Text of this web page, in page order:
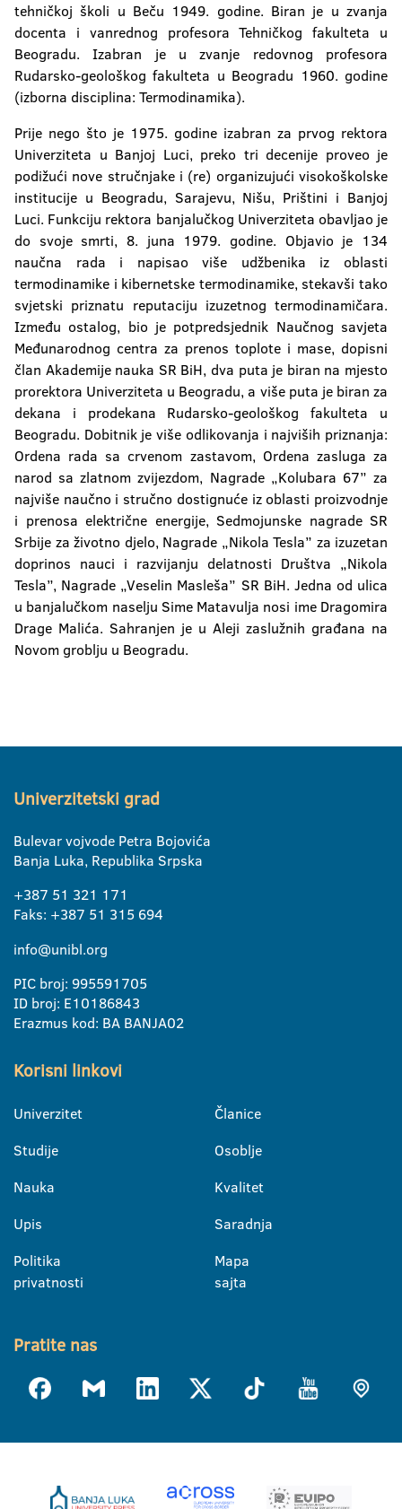
tehničkoj školi u Beču 1949. godine. Biran je u zvanja
docenta i vanrednog profesora Tehničkog fakulteta u
Beogradu. Izabran je u zvanje redovnog profesora
Rudarsko-geološkog fakulteta u Beogradu 1960. godine
(izborna disciplina: Termodinamika).
Prije nego što je 1975. godine izabran za prvog rektora
Univerziteta u Banjoj Luci, preko tri decenije proveo je
podižući nove stručnjake i (re) organizujući visokoškolske
institucije u Beogradu, Sarajevu, Nišu, Prištini i Banjoj
Luci. Funkciju rektora banjalučkog Univerziteta obavljao je
do svoje smrti, 8. juna 1979. godine. Objavio je 134
naučna rada i napisao više udžbenika iz oblasti
termodinamike i kibernetske termodinamike, stekavši tako
svjetski priznatu reputaciju izuzetnog termodinamičara.
Između ostalog, bio je potpredsjednik Naučnog savjeta
Međunarodnog centra za prenos toplote i mase, dopisni
član Akademije nauka SR BiH, dva puta je biran na mjesto
prorektora Univerziteta u Beogradu, a više puta je biran za
dekana i prodekana Rudarsko-geološkog fakulteta u
Beogradu. Dobitnik je više odlikovanja i najviših priznanja:
Ordena rada sa crvenom zastavom, Ordena zasluga za
narod sa zlatnom zvijezdom, Nagrade „Kolubara 67” za
najviše naučno i stručno dostignuće iz oblasti proizvodnje
i prenosa električne energije, Sedmojunske nagrade SR
Srbije za životno djelo, Nagrade „Nikola Tesla” za izuzetan
doprinos nauci i razvijanju delatnosti Društva „Nikola
Tesla”, Nagrade „Veselin Masleša” SR BiH. Jedna od ulica
u banjalučkom naselju Sime Matavulja nosi ime Dragomira
Drage Malića. Sahranjen je u Aleji zaslužnih građana na
Novom groblju u Beogradu.
Univerzitetski grad
Bulevar vojvode Petra Bojovića
Banja Luka, Republika Srpska
+387 51 321 171
Faks: +387 51 315 694
info@unibl.org
PIC broj: 995591705
ID broj: E10186843
Erazmus kod: BA BANJA02
Korisni linkovi
Univerzitet
Studije
Nauka
Upis
Politika
privatnosti
Članice
Osoblje
Kvalitet
Saradnja
Mapa
sajta
Pratite nas